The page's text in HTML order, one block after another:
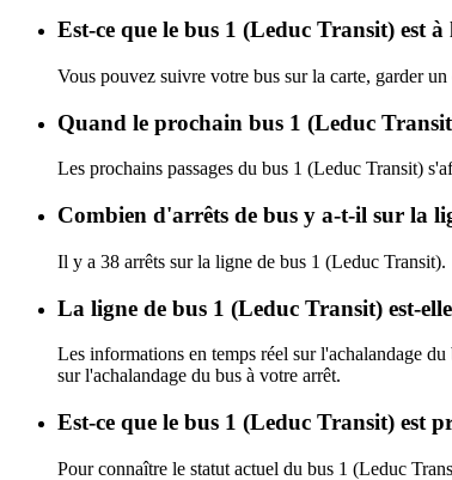
Est-ce que le bus 1 (Leduc Transit) est
Vous pouvez suivre votre bus sur la carte, garder
Quand le prochain bus 1 (Leduc
Les prochains passages du bus 1 (Leduc Transit)
Combien d'arrêts de bus y a-t-il sur la
Il y a 38 arrêts sur la ligne de bus 1 (Leduc Transit).
La ligne de bus 1 (Leduc Transit) est-
Les informations en temps réel sur l'achalandage
sur l'achalandage du bus à votre arrêt.
Est-ce que le bus 1 (Leduc Transit) est
Pour connaître le statut actuel du bus 1 (Leduc